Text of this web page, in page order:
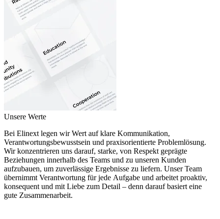
Unsere Werte
Bei Elinext legen wir Wert auf klare Kommunikation,
Verantwortungsbewusstsein und praxisorientierte Problemlösung.
Wir konzentrieren uns darauf, starke, von Respekt geprägte
Beziehungen innerhalb des Teams und zu unseren Kunden
aufzubauen, um zuverlässige Ergebnisse zu liefern. Unser Team
übernimmt Verantwortung für jede Aufgabe und arbeitet proaktiv,
konsequent und mit Liebe zum Detail – denn darauf basiert eine
gute Zusammenarbeit.